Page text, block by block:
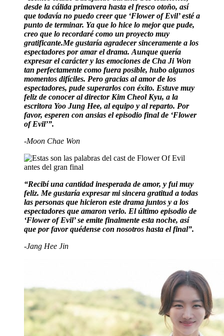
desde la cálida primavera hasta el fresco otoño, así
que todavía no puedo creer que ‘Flower of Evil’ esté a
punto de terminar. Ya que lo hice lo mejor que pude,
creo que lo recordaré como un proyecto muy
gratificante.Me gustaría agradecer sinceramente a los
espectadores por amar el drama. Aunque quería
expresar el carácter y las emociones de Cha Ji Won
tan perfectamente como fuera posible, hubo algunos
momentos difíciles. Pero gracias al amor de los
espectadores, pude superarlos con éxito. Estuve muy
feliz de conocer al director Kim Cheol Kyu, a la
escritora Yoo Jung Hee, al equipo y al reparto. Por
favor, esperen con ansias el episodio final de ‘Flower
of Evil’”.
-Moon Chae Won
“Recibí una cantidad inesperada de amor, y fui muy
feliz. Me gustaría expresar mi sincera gratitud a todas
las personas que hicieron este drama juntos y a los
espectadores que amaron verlo. El último episodio de
‘Flower of Evil’ se emite finalmente esta noche, así
que por favor quédense con nosotros hasta el final”.
-Jang Hee Jin